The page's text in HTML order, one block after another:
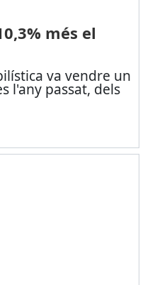
més el
va vendre un
l'any passat, dels